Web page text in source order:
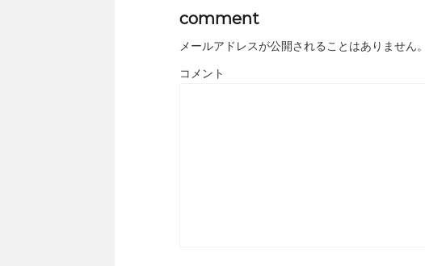
comment
メールアドレスが公開されることはありません。
コメント